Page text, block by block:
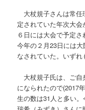
大杖規子さんは常任
定されていた年次大
６日には大会で予定さ
今年の２月23日には
なされていた。いずれ
大杖規子氏は、ご自
になられたので(2017
生の数は31人と多い